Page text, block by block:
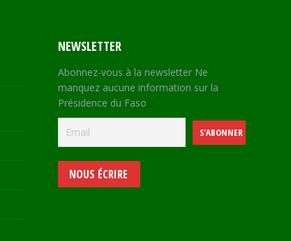
NEWSLETTER
Abonnez-vous à la newsletter Ne
manquez aucune information sur la
Présidence du Faso
NOUS ÉCRIRE